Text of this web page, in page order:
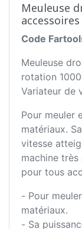
Meuleuse
accessoires
Code
Meuleuse
rotation
Variateur de
Pour meuler
matériaux.
vitesse
machine
pour tous
- Pour
matériaux.
- Sa